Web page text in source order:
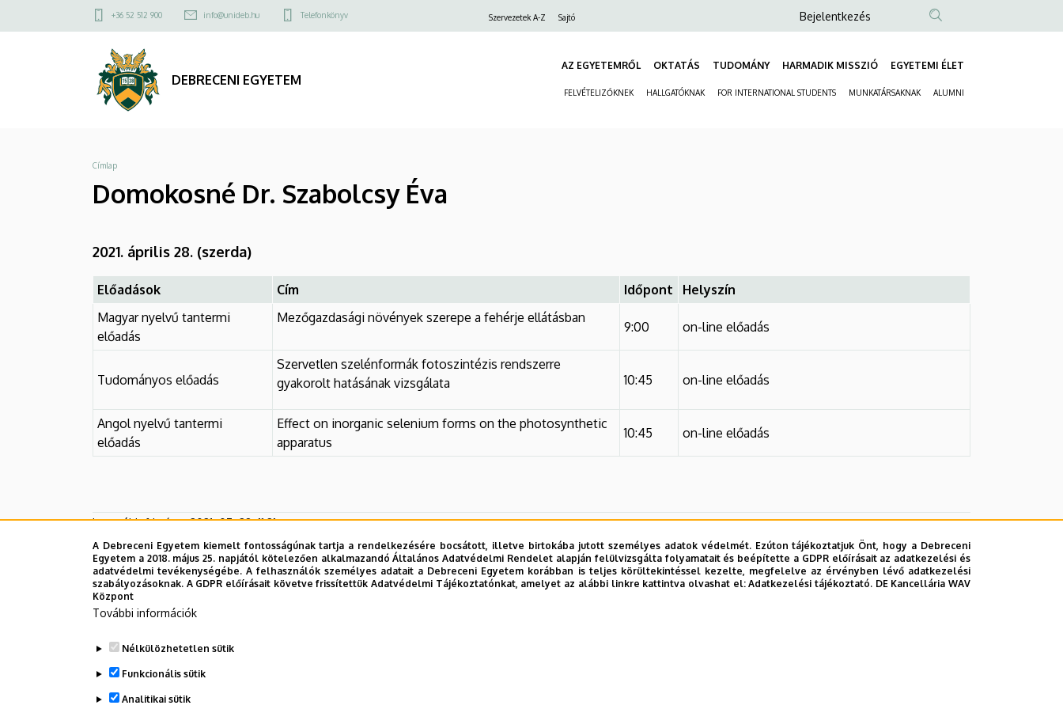
Domokosné
Szabolcsy
DEBRECENI
EGYETEM
a
Felső
menü
+36 52 512 900 info@unideb.hu Telefonkönyv Szervezetek A-Z Sajtó
Anonim
fiók
Bejelentkezés
DEBRECENI EGYETEM
AZ EGYETEMRŐL OKTATÁS TUDOMÁNY HARMADIK MISSZIÓ EGYETEMI ÉLET
FELVÉTELIZŐKNEK HALLGATÓKNAK FOR INTERNATIONAL STUDENTS MUNKATÁRSAKNAK ALUMNI
Morzsa
Címlap
Domokosné Dr. Szabolcsy Éva
2021. április 28. (szerda)
Előadások Cím Időpont
Helyszín
Magyar nyelvű tantermi
előadás
Mezőgazdasági növények szerepe a fehérje ellátásban
9:00 on-line előadás
Tudományos előadás
Szervetlen szelénformák fotoszintézis rendszerre
gyakorolt hatásának vizsgálata
10:45 on-line előadás
Angol nyelvű tantermi
előadás
Effect on inorganic selenium forms on the photosynthetic
apparatus
10:45 on-line előadás
Legutóbb frissítve: 2021. 07. 28. 11:21
A Debreceni Egyetem kiemelt fontosságúnak tartja a rendelkezésére bocsátott, illetve birtokába jutott személyes adatok védelmét. Ezúton tájékoztatjuk Önt, hogy a Debreceni
Egyetem a 2018. május 25. napjától kötelezően alkalmazandó Általános Adatvédelmi Rendelet alapján felülvizsgálta folyamatait és beépítette a GDPR előírásait az adatkezelési és
adatvédelmi tevékenységébe. A felhasználók személyes adatait a Debreceni Egyetem korábban is teljes körültekintéssel kezelte, megfelelve az érvényben lévő adatkezelési
szabályozásoknak. A GDPR előírásait követve frissítettük Adatvédelmi Tájékoztatónkat, amelyet az alábbi linkre kattintva olvashat el:Adatkezelési tájékoztató. DE Kancellária WAV
Központ
További információk
Nélkülözhetetlen sütik
Funkcionális sütik
Analitikai sütik